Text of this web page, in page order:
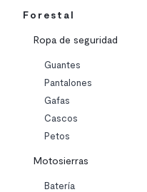
Forestal
Ropa de seguridad
Guantes
Pantalones
Gafas
Cascos
Petos
Motosierras
Batería